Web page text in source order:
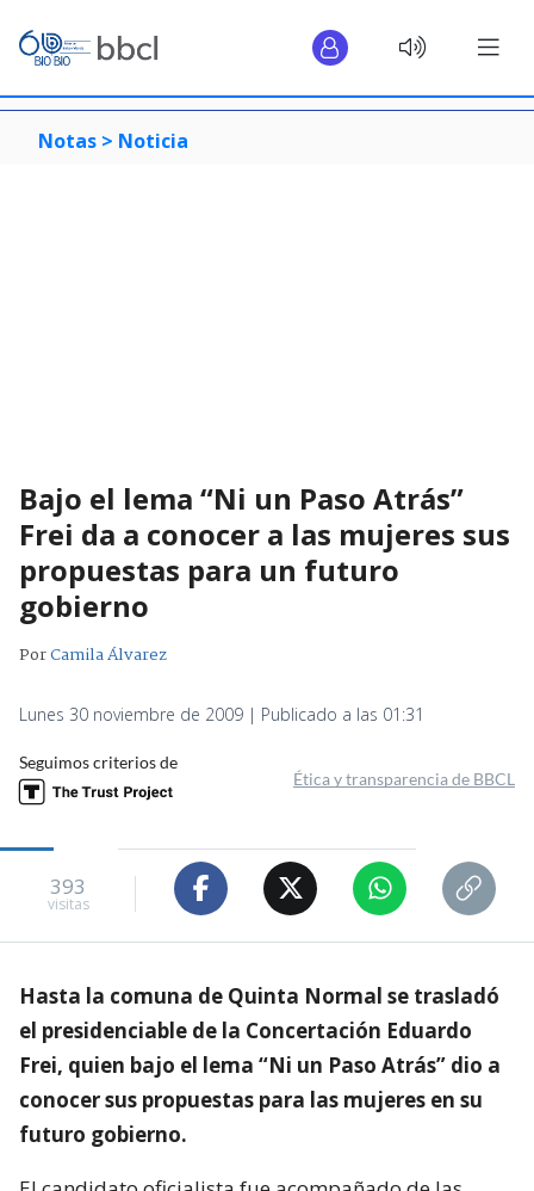
Notas > Noticia
Bajo el lema “Ni un Paso Atrás”
Frei da a conocer a las mujeres sus
propuestas para un futuro
gobierno
PorCamila Álvarez
Lunes 30 noviembre de 2009 | Publicado a las 01:31
Seguimos criterios de
Ética y transparencia de BBCL
393
visitas
Hasta la comuna de Quinta Normal se trasladó
el presidenciable de la Concertación Eduardo
Frei, quien bajo el lema “Ni un Paso Atrás” dio a
conocer sus propuestas para las mujeres en su
futuro gobierno.